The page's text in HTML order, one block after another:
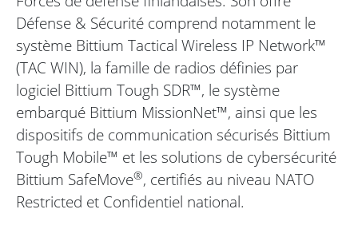
Défense & Sécurité comprend notamment le
système Bittium Tactical Wireless IP Network™
(TAC WIN), la famille de radios définies par
logiciel Bittium Tough SDR™, le système
embarqué Bittium MissionNet™, ainsi que les
dispositifs de communication sécurisés Bittium
Tough Mobile™ et les solutions de cybersécurité
Bittium SafeMove®, certifiés au niveau NATO
Restricted et Confidentiel national.